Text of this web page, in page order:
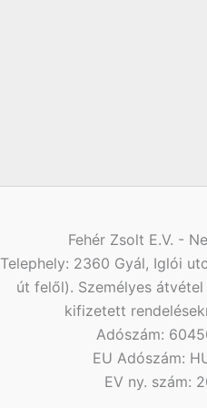
Fehér Zsolt E.V. -
Telephely: 2360 Gyál, Iglói
út felől). Személyes
kifizetett
Adószám:
EU Adószám:
EV ny. szám: